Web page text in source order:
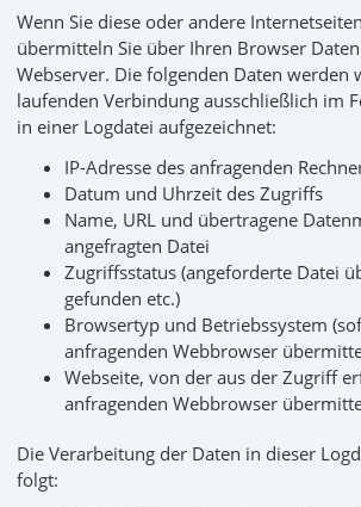
Wenn Sie diese oder andere
übermitteln Sie über Ihren Browser
Webserver. Die folgenden Daten werden
laufenden Verbindung ausschließlich im
in einer Logdatei aufgezeichnet:
IP-Adresse des anfragenden
Datum und Uhrzeit des Zugriffs
Name, URL und übertragene
angefragten Datei
Zugriffsstatus (angeforderte Datei
gefunden etc.)
Browsertyp und Betriebssystem
anfragenden Webbrowser
Webseite, von der aus der Zugriff
anfragenden Webbrowser
Die Verarbeitung der Daten in dieser
folgt: